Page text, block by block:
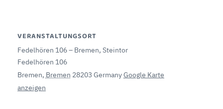
VERANSTALTUNGSORT
Fedelhören 106 – Bremen, Steintor
Fedelhören 106
Bremen, Bremen 28203 GermanyGoogle Karte
anzeigen